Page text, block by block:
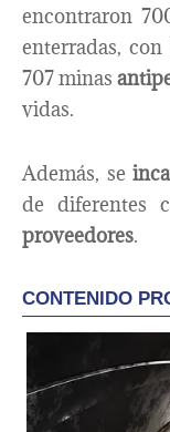
encontraron
enterradas,
707 minas
vidas.
Además, se
de diferentes
proveedores.